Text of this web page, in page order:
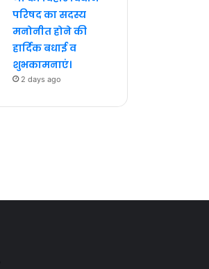
परिषद का सदस्य
मनोनीत होने की
हार्दिक बधाई व
शुभकामनाएं।
2 days ago